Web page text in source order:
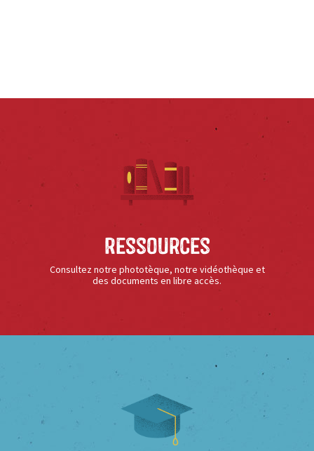
Ressources
Consultez notre phototèque, notre vidéothèque et
des documents en libre accès.